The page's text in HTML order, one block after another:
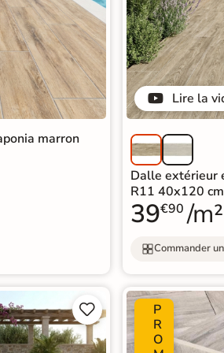
marron
Lire la
Dalle extérieur
R11 40x120 cm
39€90 /m²
Commander


P
R
O